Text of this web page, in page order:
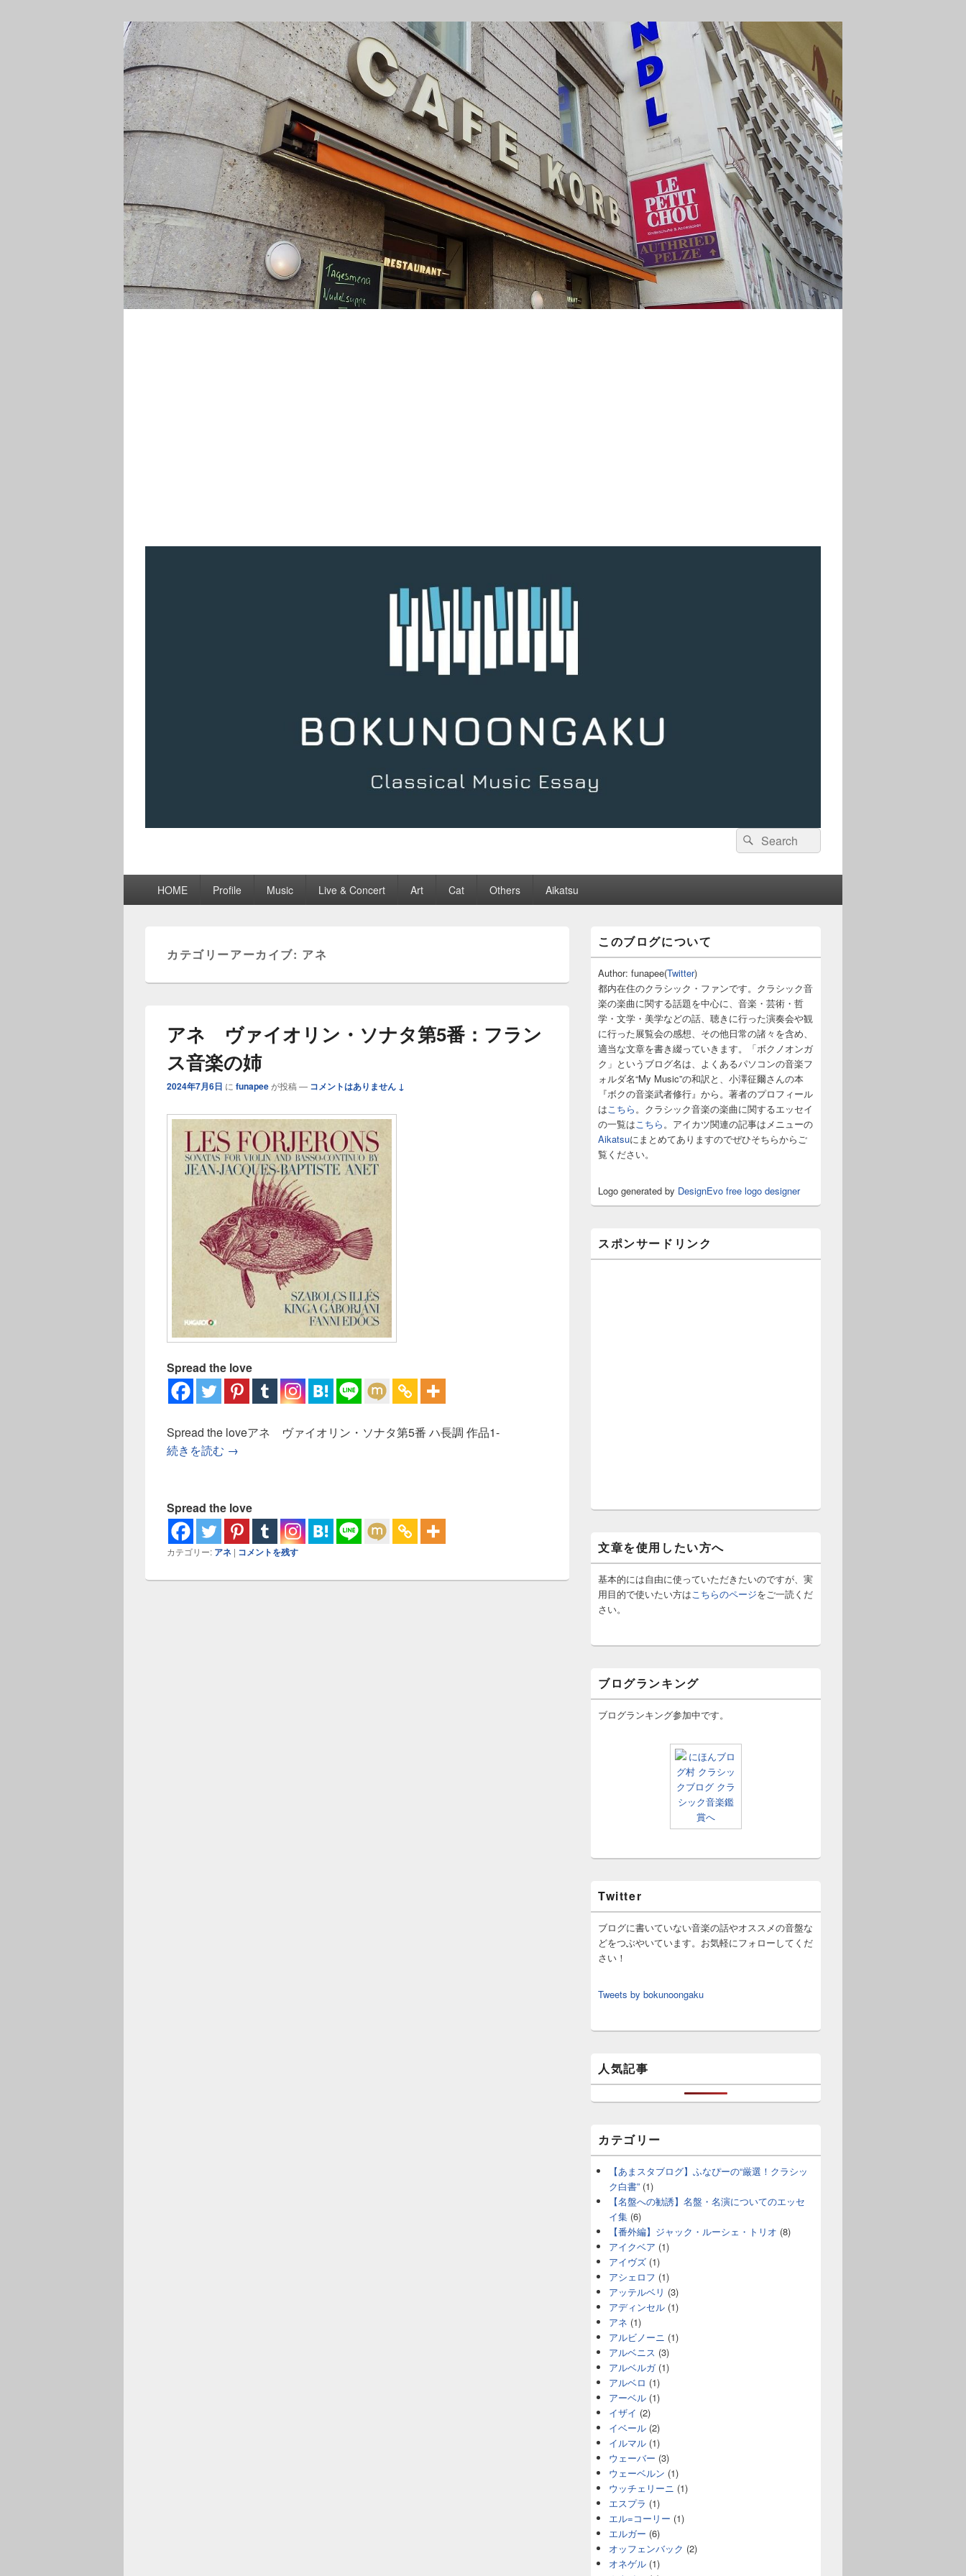
検
索:
検
索
HOME Profile Music Live & Concert Art Cat Others Aikatsu
カテゴリーアーカイブ: アネ
アネ ヴァイオリン・ソナタ第5番：フラン
ス音楽の姉
2024年7月6日 に funapeeが投稿 — コメントはありません ↓
Spread the love
Spread the loveアネ ヴァイオリン・ソナタ第5番 ハ長調 作品1-
続きを読む アネ ヴァイオリン・ソナタ第5番：フランス音楽の姉
→
Spread the love
カテゴリー: アネ | コメントを残す
ン
サ
イ
バ
ー
ウ
ィ
ジ
エ
リ
ア
このブログについて
Author: funapee(Twitter)
都内在住のクラシック・ファンです。クラシック音
楽の楽曲に関する話題を中心に、音楽・芸術・哲
学・文学・美学などの話、聴きに行った演奏会や観
に行った展覧会の感想、その他日常の諸々を含め、
適当な文章を書き綴っていきます。「ボクノオンガ
ク」というブログ名は、よくあるパソコンの音楽フ
ォルダ名“My Music”の和訳と、小澤征爾さんの本
『ボクの音楽武者修行』から。著者のプロフィール
は こちら 。クラシック音楽の楽曲に関するエッセイ
の一覧は こちら 。アイカツ関連の記事はメニューの
Aikatsuにまとめてありますのでぜひそちらからご
覧ください。
Logo generated by DesignEvo free logo designer
スポンサードリンク
文章を使用したい方へ
基本的には自由に使っていただきたいのですが、実
用目的で使いたい方は こちらのページをご一読くだ
さい。
ブログランキング
ブログランキング参加中です。
Twitter
ブログに書いていない音楽の話やオススメの音盤な
どをつぶやいています。お気軽にフォローしてくだ
さい！
Tweets by bokunoongaku
人気記事
カテゴリー
【あまスタブログ】ふなぴーの“厳選！クラシッ
ク白書” (1)
【名盤への勧誘】名盤・名演についてのエッセ
イ集 (6)
【番外編】ジャック・ルーシェ・トリオ (8)
アイクベア (1)
アイヴズ (1)
アシェロフ (1)
アッテルベリ (3)
アディンセル (1)
アネ (1)
アルビノーニ (1)
アルベニス (3)
アルベルガ(1)
アルベロ (1)
アーベル (1)
イザイ (2)
イベール (2)
イルマル (1)
ウェーバー (3)
ウェーベルン (1)
ウッチェリーニ (1)
エスプラ (1)
エル=コーリー (1)
エルガー (6)
オッフェンバック (2)
オネゲル (1)